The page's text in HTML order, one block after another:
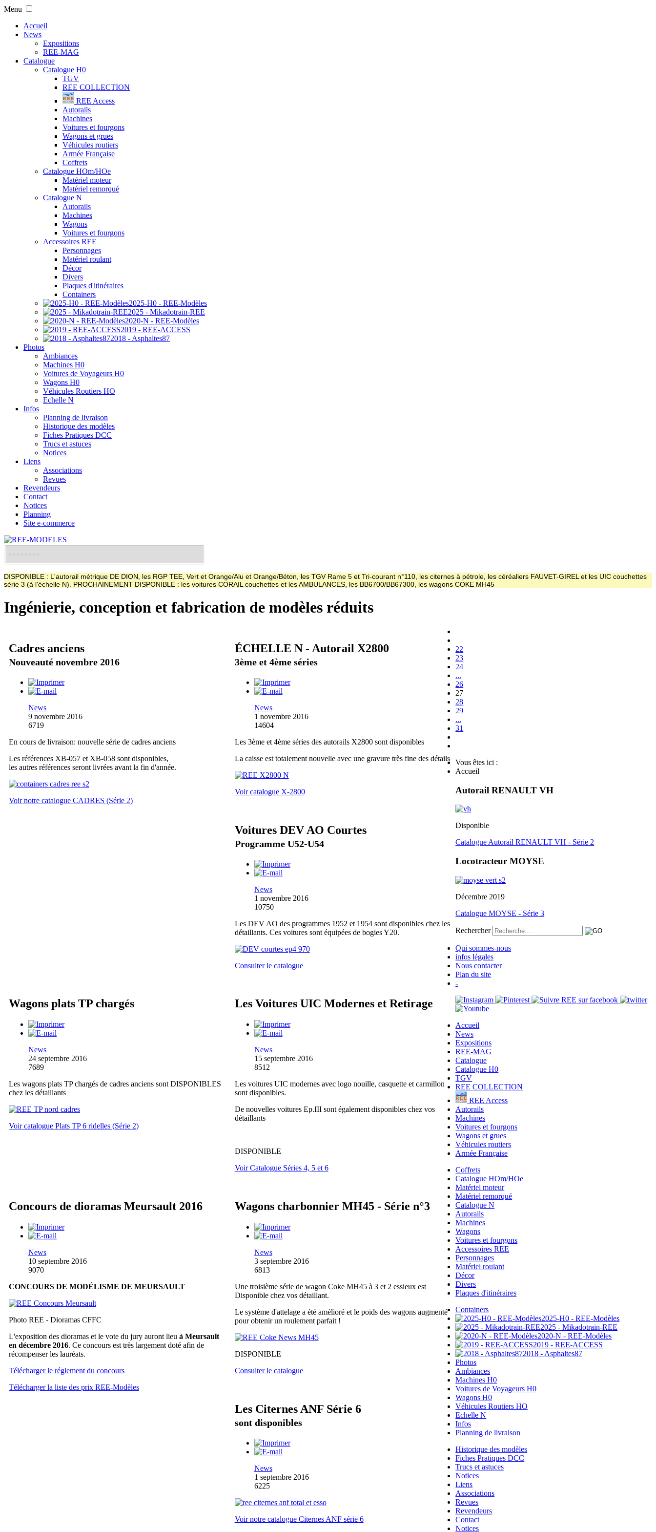
Menu
Accueil
News
Expositions
REE-MAG
Catalogue
Catalogue H0
TGV
REE COLLECTION
REE Access
Autorails
Machines
Voitures et fourgons
Wagons et grues
Véhicules routiers
Armée Française
Coffrets
Catalogue HOm/HOe
Matériel moteur
Matériel remorqué
Catalogue N
Autorails
Machines
Wagons
Voitures et fourgons
Accessoires REE
Personnages
Matériel roulant
Décor
Divers
Plaques d'itinéraires
Containers
2025-H0 - REE-Modèles
2025 - Mikadotrain-REE
2020-N - REE-Modèles
2019 - REE-ACCESS
2018 - Asphaltes87
Photos
Ambiances
Machines H0
Voitures de Voyageurs H0
Wagons H0
Véhicules Routiers HO
Echelle N
Infos
Planning de livraison
Historique des modèles
Fiches Pratiques DCC
Trucs et astuces
Notices
Liens
Associations
Revues
Revendeurs
Contact
Notices
Planning
Site e-commerce
DISPONIBLE : L'autorail métrique DE DION, les RGP TEE, Vert et Orange/Alu et Orange/Béton, les TGV Rame 5 et Tri-courant n°110, les citernes à pétrole, les céréaliers FAUVET-GIREL et les UIC couchettes
série 3 (à l'échelle N). PROCHAINEMENT DISPONIBLE : les voitures CORAIL couchettes et les AMBULANCES, les BB6700/BB67300, les wagons COKE MH45
Ingénierie, conception et fabrication de modèles réduits
Cadres anciens
Nouveauté novembre 2016
News
9 novembre 2016
6719
En cours de livraison: nouvelle série de cadres anciens
Les références XB-057 et XB-058 sont disponibles,
les autres références seront livrées avant la fin d'année.
Voir notre catalogue CADRES (Série 2)
ÉCHELLE N - Autorail X2800
3ème et 4ème séries
News
1 novembre 2016
14604
Les 3ème et 4ème séries des autorails X2800 sont disponibles
La caisse est totalement nouvelle avec une gravure très fine des détails
Voir catalogue X-2800
Voitures DEV AO Courtes
Programme U52-U54
News
1 novembre 2016
10750
Les DEV AO des programmes 1952 et 1954 sont disponibles chez les
détaillants. Ces voitures sont équipées de bogies Y20.
Consulter le catalogue
Wagons plats TP chargés
News
24 septembre 2016
7689
Les wagons plats TP chargés de cadres anciens sont DISPONIBLES
chez les détaillants
Voir catalogue Plats TP 6 ridelles (Série 2)
Les Voitures UIC Modernes et Retirage
News
15 septembre 2016
8512
Les voitures UIC modernes avec logo nouille, casquette et carmillon
sont disponibles.
De nouvelles voitures Ep.III sont également disponibles chez vos
détaillants
DISPONIBLE
Voir Catalogue Séries 4, 5 et 6
Concours de dioramas Meursault 2016
News
10 septembre 2016
9070
CONCOURS DE MODÉLISME DE MEURSAULT
Photo REE - Dioramas CFFC
L'exposition des dioramas et le vote du jury auront lieu à Meursault
en décembre 2016. Ce concours est très largement doté afin de
récompenser les lauréats.
Télécharger le réglement du concours
Télécharger la liste des prix REE-Modèles
Wagons charbonnier MH45 - Série n°3
News
3 septembre 2016
6813
Une troisième série de wagon Coke MH45 à 3 et 2 essieux est
Disponible chez vos détaillant.
Le système d'attelage a été amélioré et le poids des wagons augmenté
pour obtenir un roulement parfait !
DISPONIBLE
Consulter le catalogue
Les Citernes ANF Série 6
sont disponibles
News
1 septembre 2016
6225
Voir notre catalogue Citernes ANF série 6
22
23
24
...
26
27
28
29
...
31
Vous êtes ici :
Accueil
Autorail RENAULT VH
Disponible
Catalogue Autorail RENAULT VH - Série 2
Locotracteur MOYSE
Décembre 2019
Catalogue MOYSE - Série 3
Rechercher
Qui sommes-nous
infos légales
Nous contacter
Plan du site
-
Accueil
News
Expositions
REE-MAG
Catalogue
Catalogue H0
TGV
REE COLLECTION
REE Access
Autorails
Machines
Voitures et fourgons
Wagons et grues
Véhicules routiers
Armée Française
Coffrets
Catalogue HOm/HOe
Matériel moteur
Matériel remorqué
Catalogue N
Autorails
Machines
Wagons
Voitures et fourgons
Accessoires REE
Personnages
Matériel roulant
Décor
Divers
Plaques d'itinéraires
Containers
2025-H0 - REE-Modèles
2025 - Mikadotrain-REE
2020-N - REE-Modèles
2019 - REE-ACCESS
2018 - Asphaltes87
Photos
Ambiances
Machines H0
Voitures de Voyageurs H0
Wagons H0
Véhicules Routiers HO
Echelle N
Infos
Planning de livraison
Historique des modèles
Fiches Pratiques DCC
Trucs et astuces
Notices
Liens
Associations
Revues
Revendeurs
Contact
Notices